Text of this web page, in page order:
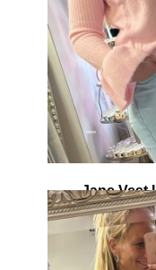
Jane Vest
€